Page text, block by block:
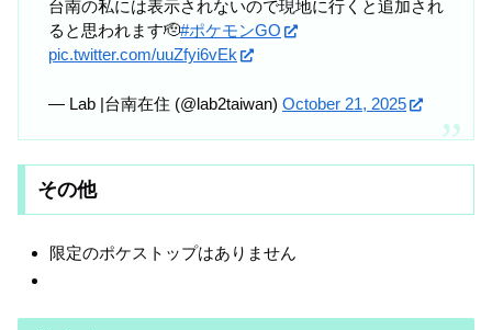
台南の私には表示されないので現地に行くと追加され
ると思われます🫡#ポケモンGO
pic.twitter.com/uuZfyi6vEk
— Lab |台南在住 (@lab2taiwan) October 21, 2025
その他
限定のポケストップはありません